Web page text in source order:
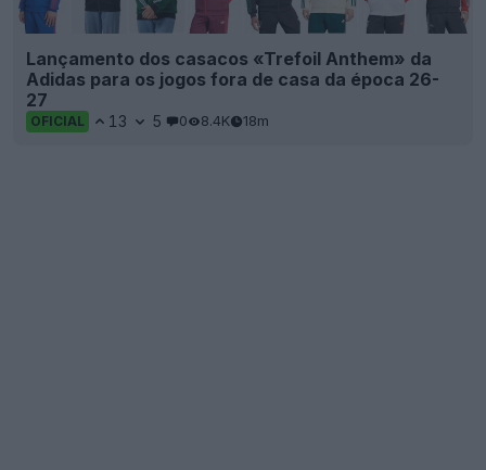
Lançamento dos casacos «Trefoil Anthem» da
Adidas para os jogos fora de casa da época 26-
27
OFICIAL 13 5 0 8.4K 18m